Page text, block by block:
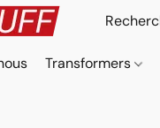
Transformers